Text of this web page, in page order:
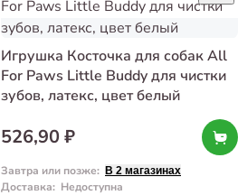
Игрушка Косточка для собак All
For Paws Little Buddy для чистки
зубов, латекс, цвет белый
526,90 ₽
Завтра или позже: В 2 магазинах
Доставка: Недоступна